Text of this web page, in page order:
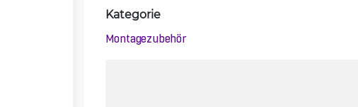
Kategorie
Montagezubehör